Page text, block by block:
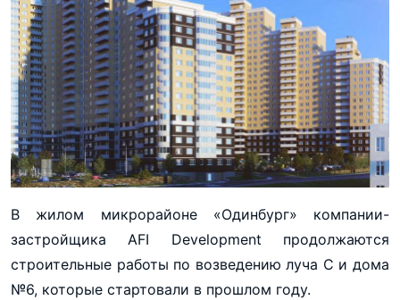
В жилом микрорайоне «Одинбург» компании-
застройщика AFI Development продолжаются
строительные работы по возведению луча С и дома
№6, которые стартовали в прошлом году.